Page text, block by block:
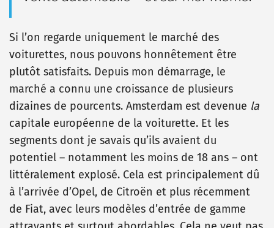
Si l’on regarde uniquement le marché des
voiturettes, nous pouvons honnêtement être
plutôt satisfaits. Depuis mon démarrage, le
marché a connu une croissance de plusieurs
dizaines de pourcents. Amsterdam est devenue la
capitale européenne de la voiturette. Et les
segments dont je savais qu’ils avaient du
potentiel – notamment les moins de 18 ans – ont
littéralement explosé. Cela est principalement dû
à l’arrivée d’Opel, de Citroën et plus récemment
de Fiat, avec leurs modèles d’entrée de gamme